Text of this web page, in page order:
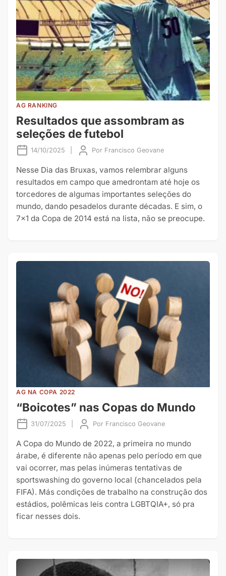
AG RANKING
Resultados que assombram as
seleções de futebol
14/10/2025 Por Francisco Geovane
Nesse Dia das Bruxas, vamos relembrar alguns
resultados em campo que amedrontam até hoje os
torcedores de algumas importantes seleções do
mundo, dando pesadelos durante décadas. E sim, o
7×1 da Copa de 2014 está na lista, não se preocupe.
AG NA COPA 2022
“Boicotes” nas Copas do Mundo
31/07/2025 Por Francisco Geovane
A Copa do Mundo de 2022, a primeira no mundo
árabe, é diferente não apenas pelo período em que
vai ocorrer, mas pelas inúmeras tentativas de
sportswashing do governo local (chancelados pela
FIFA). Más condições de trabalho na construção dos
estádios, polêmicas leis contra LGBTQIA+, só pra
ficar nesses dois.